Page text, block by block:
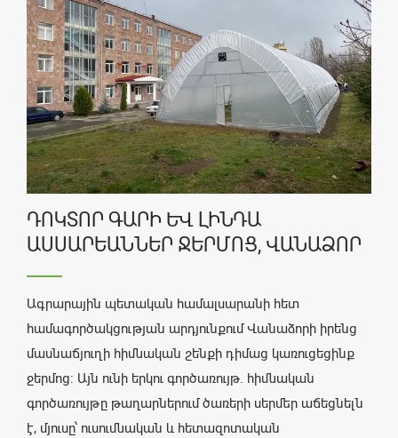
ԴՈԿՏՈՐ ԳԱՐԻ ԵՎ ԼԻՆԴԱ
ԱՍՍԱՐԵԱՆՆԵՐ ՋԵՐՄՈՑ, ՎԱՆԱՁՈՐ
Ագրարային պետական համալսարանի հետ
համագործակցության արդյունքում Վանաձորի իրենց
մասնաճյուղի հիմնական շենքի դիմաց կառուցեցինք
ջերմոց: Այն ունի երկու գործառույթ. հիմնական
գործառույթը թաղարներում ծառերի սերմեր աճեցնելն
է, մյուսը՝ ուսումնական և հետազոտական